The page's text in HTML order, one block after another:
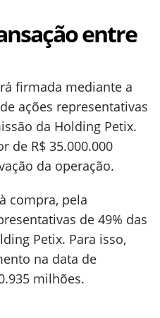
entre
firmada mediante a
ações representativas
da Holding Petix.
de R$ 35.000.000
da operação.
compra, pela
de 49% das
Petix. Para isso,
na data de
milhões.